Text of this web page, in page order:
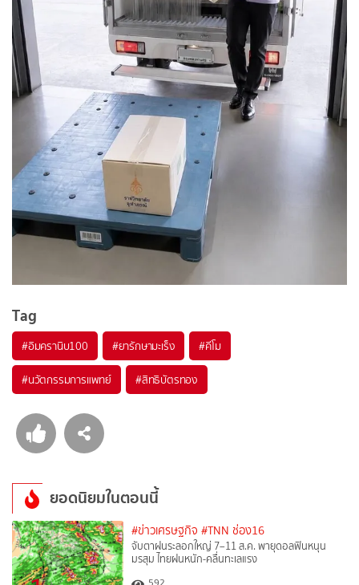
Tag
#อิมครานิบ100 #ยารักษามะเร็ง #คีโม
#นวัตกรรมการแพทย์ #สิทธิบัตรทอง
ยอดนิยมในตอนนี้
#ข่าวเศรษฐกิจ #TNN ช่อง16
จับตาฝนระลอกใหญ่ 7–11 ส.ค. พายุดอลฟินหนุน
มรสุม ไทยฝนหนัก-คลื่นทะเลแรง